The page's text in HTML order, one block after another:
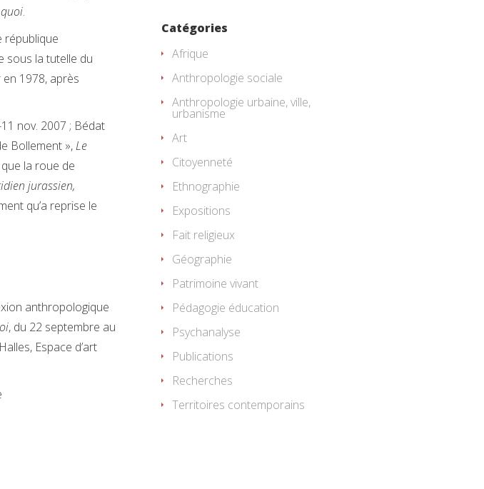
.
république
sous la tutelle du
1978, après
nov. 2007 ; Bédat
Bollement »,Le
la roue de
jurassien,
qu’a reprise le
anthropologique
, du 22 septembre au
Espace d’art
Catégories
Afrique
Anthropologie sociale
Anthropologie urbaine, ville,
urbanisme
Art
Citoyenneté
Ethnographie
Expositions
Fait religieux
Géographie
Patrimoine vivant
Pédagogie éducation
Psychanalyse
Publications
Recherches
Territoires contemporains